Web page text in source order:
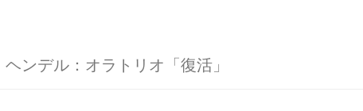
ヘンデル：オラトリオ「復活」